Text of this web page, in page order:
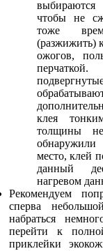
чтобы не
тоже
(разжижить)
ожогов,
клея
толщины
место, клей
данный
нагревом
Рекомендуем
сперва
набраться
перейти к
приклейки